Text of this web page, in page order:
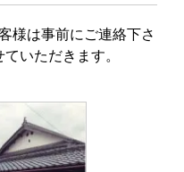
様は事前にご連絡下さ
いただきます。